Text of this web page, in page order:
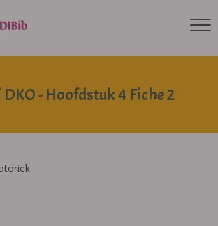
- Hoofdstuk 4 Fiche 2